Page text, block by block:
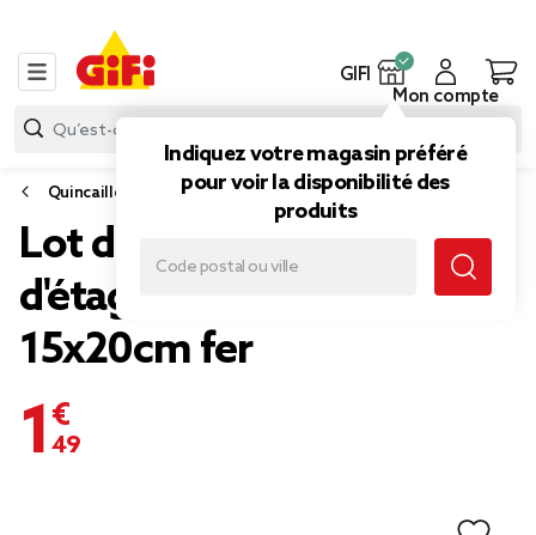
GIFI
Indiquez votre magasin préféré
pour voir la disponibilité des
produits
Mon compte
Quincaillerie
Lot de 2 supports
d'étagères en équerre
15x20cm fer
1,49 €